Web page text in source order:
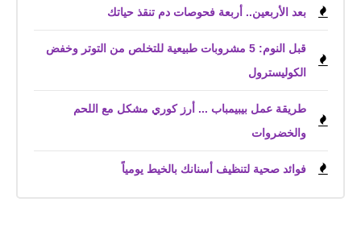
بعد الأربعين.. أربعة فحوصات دم تنقذ حياتك
قبل النوم: 5 مشروبات طبيعية للتخلص من التوتر وخفض
الكوليسترول
طريقة عمل بيبيمباب ... أرز كوري مشكل مع اللحم
والخضروات
فوائد صحية لتنظيف أسنانك بالخيط يومياً